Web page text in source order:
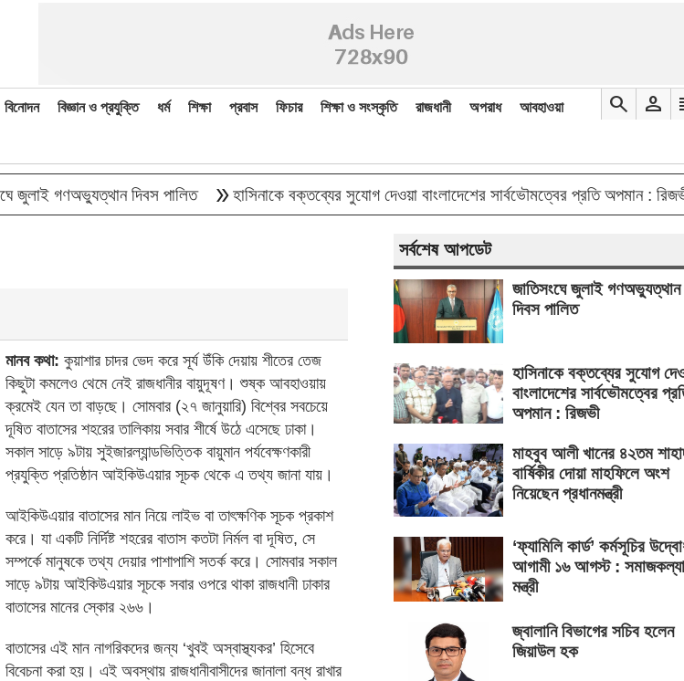
বিনোদন বিজ্ঞান ও প্রযুক্তি ধর্ম শিক্ষা প্রবাস ফিচার শিক্ষা ও সংস্কৃতি রাজধানী অপরাধ আবহাওয়া search person
গণঅভ্যুত্থান দিবস পালিত double_arrowহাসিনাকে বক্তব্যের সুযোগ দেওয়া বাংলাদেশের সার্বভৌমত্বের প্রতি অপমান : রিজভী double_arrow
মানব কথা: কুয়াশার চাদর ভেদ করে সূর্য উঁকি দেয়ায় শীতের তেজ
কিছুটা কমলেও থেমে নেই রাজধানীর বায়ুদূষণ। শুষ্ক আবহাওয়ায়
ক্রমেই যেন তা বাড়ছে। সোমবার (২৭ জানুয়ারি) বিশ্বের সবচেয়ে
দূষিত বাতাসের শহরের তালিকায় সবার শীর্ষে উঠে এসেছে ঢাকা।
সকাল সাড়ে ৯টায় সুইজারল্যান্ডভিত্তিক বায়ুমান পর্যবেক্ষণকারী
প্রযুক্তি প্রতিষ্ঠান আইকিউএয়ার সূচক থেকে এ তথ্য জানা যায়।
আইকিউএয়ার বাতাসের মান নিয়ে লাইভ বা তাৎক্ষণিক সূচক প্রকাশ
করে। যা একটি নির্দিষ্ট শহরের বাতাস কতটা নির্মল বা দূষিত, সে
সম্পর্কে মানুষকে তথ্য দেয়ার পাশাপাশি সতর্ক করে। সোমবার সকাল
সাড়ে ৯টায় আইকিউএয়ার সূচকে সবার ওপরে থাকা রাজধানী ঢাকার
বাতাসের মানের স্কোর ২৬৬।
বাতাসের এই মান নাগরিকদের জন্য ‘খুবই অস্বাস্থ্যকর’ হিসেবে
বিবেচনা করা হয়। এই অবস্থায় রাজধানীবাসীদের জানালা বন্ধ রাখার
সর্বশেষ আপডেট
জাতিসংঘে জুলাই গণঅভ্যুত্থান
দিবস পালিত
হাসিনাকে বক্তব্যের সুযোগ
বাংলাদেশের সার্বভৌমত্বের
অপমান : রিজভী
মাহবুব আলী খানের ৪২তম
বার্ষিকীর দোয়া মাহফিলে অংশ
নিয়েছেন প্রধানমন্ত্রী
‘ফ্যামিলি কার্ড’ কর্মসূচির
আগামী ১৬ আগস্ট :
মন্ত্রী
জ্বালানি বিভাগের সচিব হলেন
জিয়াউল হক